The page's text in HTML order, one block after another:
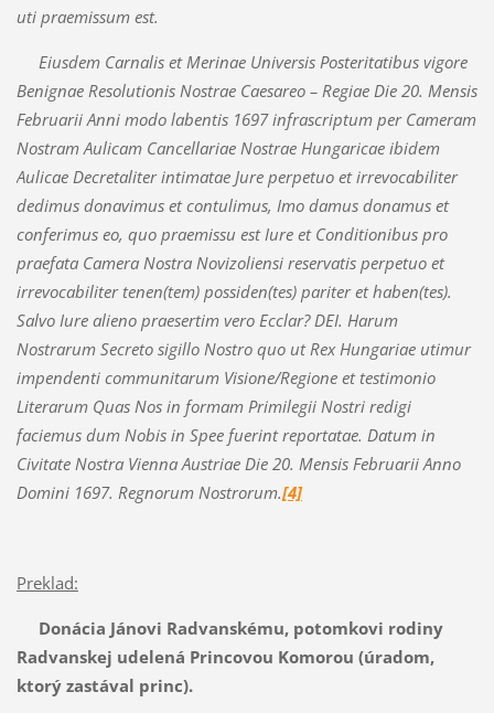
uti praemissum est.
Eiusdem Carnalis et Merinae Universis Posteritatibus vigore
Benignae Resolutionis Nostrae Caesareo – Regiae Die 20. Mensis
Februarii Anni modo labentis 1697 infrascriptum per Cameram
Nostram Aulicam Cancellariae Nostrae Hungaricae ibidem
Aulicae Decretaliter intimatae Jure perpetuo et irrevocabiliter
dedimus donavimus et contulimus, Imo damus donamus et
conferimus eo, quo praemissu est Iure et Conditionibus pro
praefata Camera Nostra Novizoliensi reservatis perpetuo et
irrevocabiliter tenen(tem) possiden(tes) pariter et haben(tes).
Salvo Iure alieno praesertim vero Ecclar? DEI. Harum
Nostrarum Secreto sigillo Nostro quo ut Rex Hungariae utimur
impendenti communitarum Visione/Regione et testimonio
Literarum Quas Nos in formam Primilegii Nostri redigi
faciemus dum Nobis in Spee fuerint reportatae. Datum in
Civitate Nostra Vienna Austriae Die 20. Mensis Februarii Anno
Domini 1697. Regnorum Nostrorum.[4]
Preklad:
Donácia Jánovi Radvanskému, potomkovi rodiny
Radvanskej udelená Princovou Komorou (úradom,
ktorý zastával princ).